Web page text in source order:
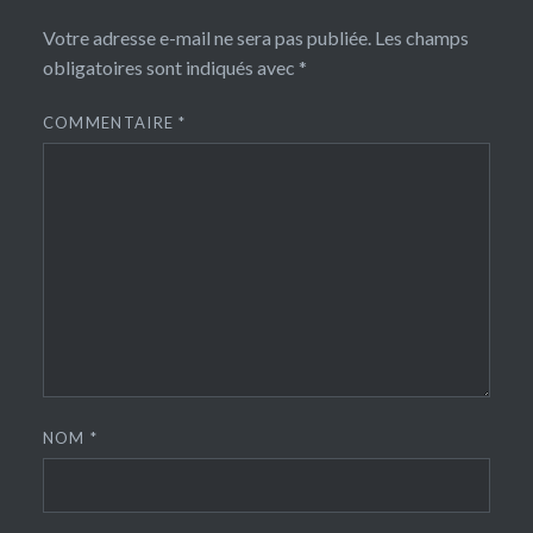
Votre adresse e-mail ne sera pas publiée. Les champs
obligatoires sont indiqués avec *
COMMENTAIRE*
NOM*